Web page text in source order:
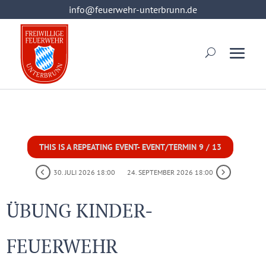
info@feuerwehr-unterbrunn.de
info@feuerwehr-unterbrunn.de
THIS IS A REPEATING EVENT- EVENT/TERMIN 9 / 13
30. JULI 2026 18:00 24. SEPTEMBER 2026 18:00
ÜBUNG KINDER-
FEUERWEHR